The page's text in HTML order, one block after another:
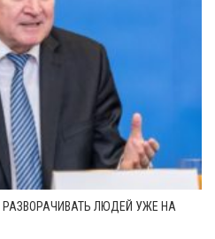
ЛЮДЕЙ УЖЕ НА